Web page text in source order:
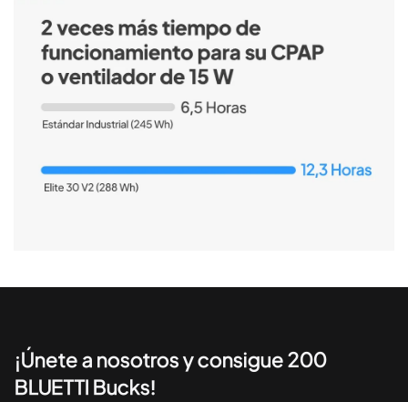
¡Únete a nosotros y consigue 200
BLUETTI Bucks!